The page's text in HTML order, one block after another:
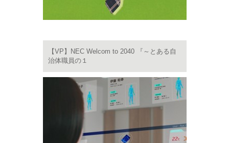
【VP】NEC Welcom to 2040 『～とある自
治体職員の１